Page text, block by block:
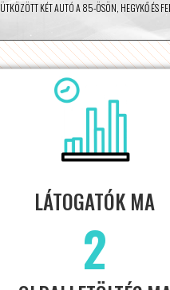
KÉT AUTÓ A 85-ÖSÖN, HEGYKŐ ÉS
LÁTOGATÓK MA
2